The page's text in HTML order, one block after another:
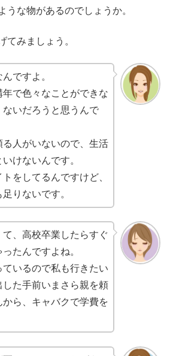
うな物があるのでしょうか。
てみましょう。
ですよ。
年で色々なことができな
ないだろうと思うんで
人がいないので、生活
けないんです。
をしてるんですけど、
りないです。
、高校卒業したらすぐ
たんですよね。
いるので私も行きたい
た手前いまさら親を頼
ら、キャバクで学費を